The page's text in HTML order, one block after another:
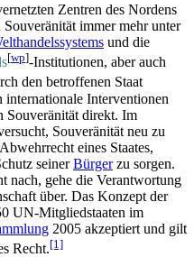
Zentren des Nordens
immer mehr unter
und die
[wp]-Institutionen, aber auch
den betroffenen Staat
internationale Interventionen
Souveränität direkt. Im
Souveränität neu zu
eines Staates,
seinerBürgerzu sorgen.
nach, gehe die Verantwortung
über. Das Konzept der
UN-Mitglied­staaten im
2005 akzeptiert und gilt
Recht.[1]